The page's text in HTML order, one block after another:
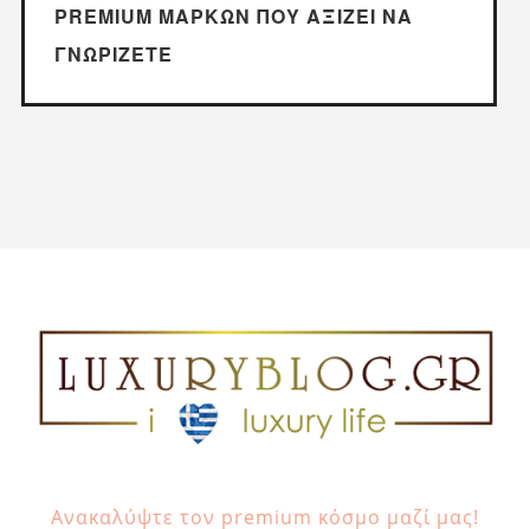
PREMIUM ΜΑΡΚΏΝ ΠΟΥ ΑΞΊΖΕΙ ΝΑ
ΓΝΩΡΊΖΕΤΕ
Ανακαλύψτε τον premium κόσμο μαζί μας!